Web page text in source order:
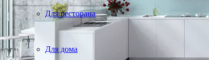
Для ресторана
Для дома